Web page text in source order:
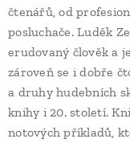
čtenářů, od
posluchače. Luděk
erudovaný člověk a
zároveň se i dobře
a druhy hudebních
knihy i 20. století.
notových příkladů,